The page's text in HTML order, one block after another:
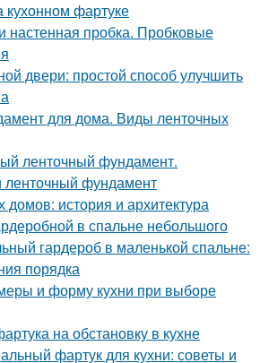
кухонном фартуке
настенная пробка. Пробковые
двери: простой способ улучшить
для дома. Виды ленточных
ленточный фундамент.
ленточный фундамент
история и архитектура
в спальне небольшого
гардероб в маленькой спальне:
порядка
и форму кухни при выборе
на обстановку в кухне
фартук для кухни: советы и